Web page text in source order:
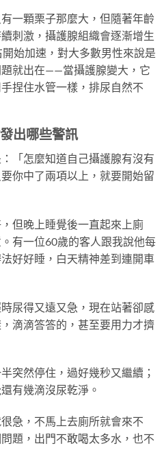
一顆栗子那麼大，但隨著年齡
刺激，攝護腺組織會逐漸增生
始加速，對大多數男性來說是
就出在——當攝護腺變大，它
捏住水管一樣，排尿自然不
出哪些警訊
「怎麼知道自己攝護腺有沒有
你中了兩項以上，就要開始留
但晚上睡覺後一直起來上廁
有一位60歲的客人跟我說他每
好好睡，白天精神差到連開車
尿得又遠又急，現在站著卻感
滴滴答答的，甚至要用力才擠
突然停住，過好幾秒又繼續；
有幾滴沒尿乾淨。
急，不馬上去廁所就會來不
題，出門不敢喝太多水，也不